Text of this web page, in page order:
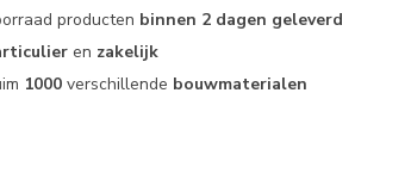
producten binnen 2 dagen geleverd
en zakelijk
1000 verschillende bouwmaterialen